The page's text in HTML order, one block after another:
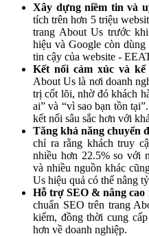
Xây dựng niềm tin và
tích trên hơn 5 triệu
trang About Us trước
hiệu và Google còn
tin cậy của website -
Kết nối cảm xúc và kể
About Us là nơi doanh
trị cốt lõi, nhờ đó khách
ai” và “vì sao bạn tồn
kết nối sâu sắc hơn với
Tăng khả năng chuyển
chỉ ra rằng khách truy
nhiều hơn 22.5% so với
và nhiều nguồn khác
Us hiệu quả có thể nâng
Hỗ trợ SEO & nâng
chuẩn SEO trên trang
kiếm, đồng thời cung
hơn về doanh nghiệp.